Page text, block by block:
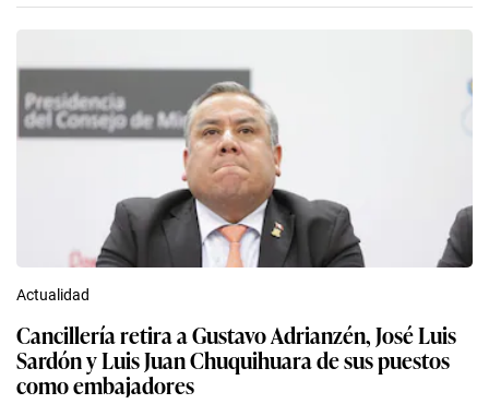
Actualidad
Cancillería retira a Gustavo Adrianzén, José Luis
Sardón y Luis Juan Chuquihuara de sus puestos
como embajadores